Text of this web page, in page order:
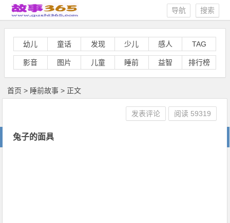
搜索
导航
幼儿 童话 发现 少儿 感人 TAG
影音 图片 儿童 睡前 益智 排行榜
首页 > 睡前故事 > 正文
兔子的面具
发表评论 阅读 59319